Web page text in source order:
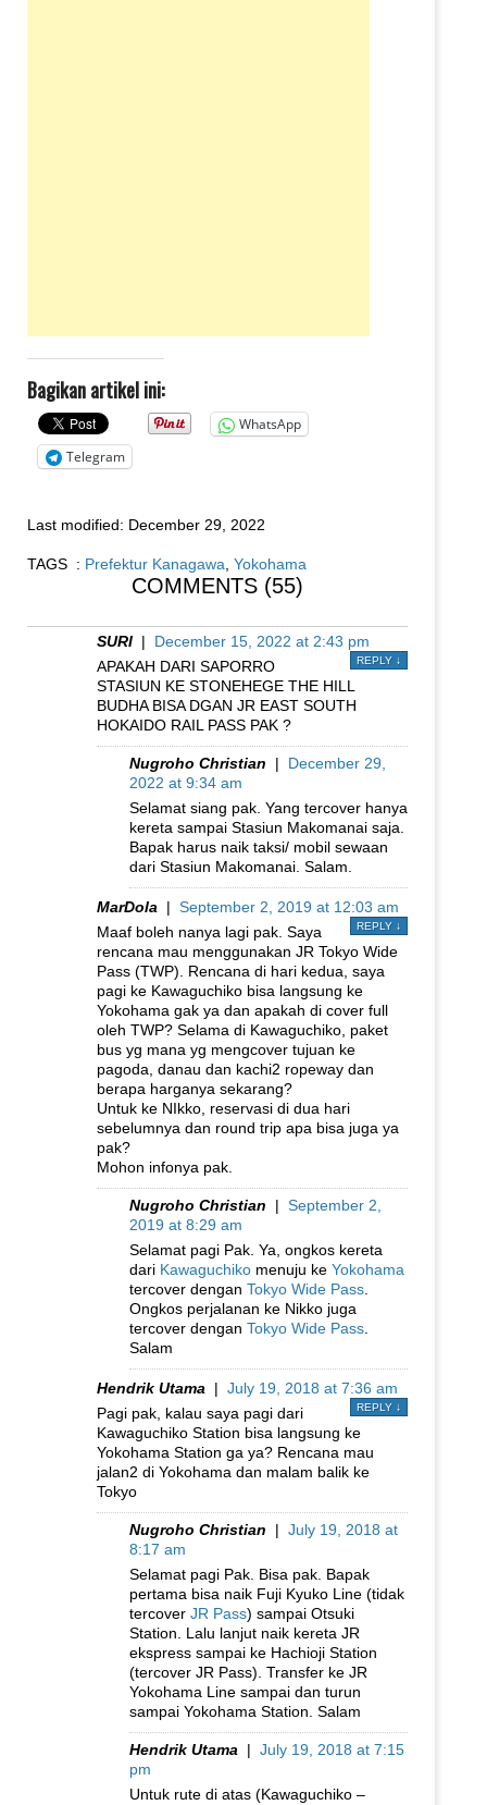
Bagikan artikel ini:
WhatsApp
Telegram
Last modified: December 29, 2022
TAGS : Prefektur Kanagawa, Yokohama
COMMENTS (55)
SURI | December 15, 2022 at 2:43 pm
REPLY ↓
APAKAH DARI SAPORRO
STASIUN KE STONEHEGE THE HILL
BUDHA BISA DGAN JR EAST SOUTH
HOKAIDO RAIL PASS PAK ?
Nugroho Christian | December 29,
2022 at 9:34 am
Selamat siang pak. Yang tercover hanya
kereta sampai Stasiun Makomanai saja.
Bapak harus naik taksi/ mobil sewaan
dari Stasiun Makomanai. Salam.
MarDola | September 2, 2019 at 12:03 am
REPLY ↓
Maaf boleh nanya lagi pak. Saya
rencana mau menggunakan JR Tokyo Wide
Pass (TWP). Rencana di hari kedua, saya
pagi ke Kawaguchiko bisa langsung ke
Yokohama gak ya dan apakah di cover full
oleh TWP? Selama di Kawaguchiko, paket
bus yg mana yg mengcover tujuan ke
pagoda, danau dan kachi2 ropeway dan
berapa harganya sekarang?
Untuk ke NIkko, reservasi di dua hari
sebelumnya dan round trip apa bisa juga ya
pak?
Mohon infonya pak.
Nugroho Christian | September 2,
2019 at 8:29 am
Selamat pagi Pak. Ya, ongkos kereta
dari Kawaguchiko menuju ke Yokohama
tercover dengan Tokyo Wide Pass.
Ongkos perjalanan ke Nikko juga
tercover dengan Tokyo Wide Pass.
Salam
Hendrik Utama | July 19, 2018 at 7:36 am
REPLY ↓
Pagi pak, kalau saya pagi dari
Kawaguchiko Station bisa langsung ke
Yokohama Station ga ya? Rencana mau
jalan2 di Yokohama dan malam balik ke
Tokyo
Nugroho Christian | July 19, 2018 at
8:17 am
Selamat pagi Pak. Bisa pak. Bapak
pertama bisa naik Fuji Kyuko Line (tidak
tercover JR Pass) sampai Otsuki
Station. Lalu lanjut naik kereta JR
ekspress sampai ke Hachioji Station
(tercover JR Pass). Transfer ke JR
Yokohama Line sampai dan turun
sampai Yokohama Station. Salam
Hendrik Utama | July 19, 2018 at 7:15
pm
Untuk rute di atas (Kawaguchiko –